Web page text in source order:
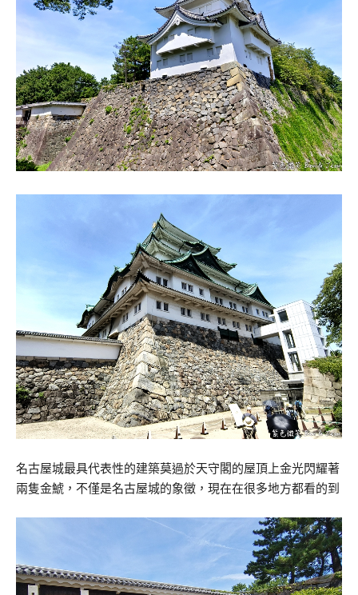
名古屋城最具代表性的建築莫過於天守閣的屋頂上金光閃耀著
兩隻金鯱，不僅是名古屋城的象徵，現在在很多地方都看的到